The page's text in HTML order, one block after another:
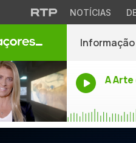
NOTÍCIAS
Informação
A